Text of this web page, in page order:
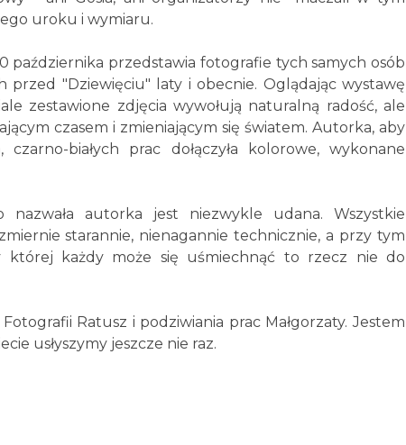
uroku i wymiaru.
października przedstawia fotografie tych samych osób
przed "Dziewięciu" laty i obecnie. Oglądając wystawę
zestawione zdjęcia wywołują naturalną radość, ale
czasem i zmieniającym się światem. Autorka, aby
białych prac dołączyła kolorowe, wykonane
autorka jest niezwykle udana. Wszystkie
starannie, nienagannie technicznie, a przy tym
której każdy może się uśmiechnąć to rzecz nie do
Ratusz i podziwiania prac Małgorzaty. Jestem
usłyszymy jeszcze nie raz.